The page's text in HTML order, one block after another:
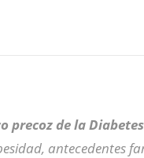
precoz de la
antecedentes